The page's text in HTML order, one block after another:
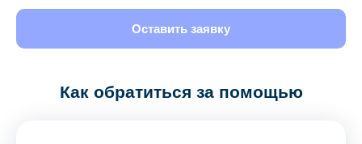
Оставить заявку
Как обратиться за помощью